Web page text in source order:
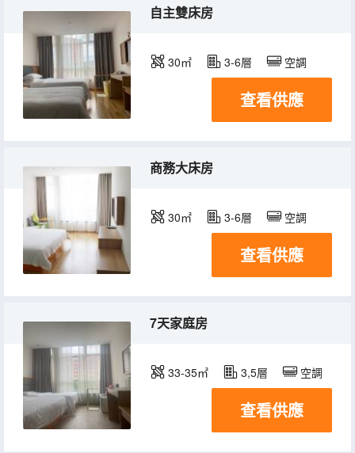
自主雙床房
30㎡ 3-6層 空調
查看供應
商務大床房
30㎡ 3-6層 空調
查看供應
7天家庭房
33-35㎡ 3,5層 空調
查看供應